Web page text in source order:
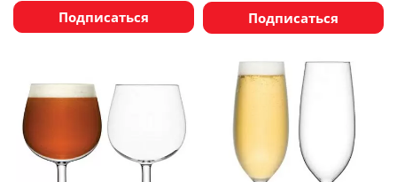
Подписаться Подписаться